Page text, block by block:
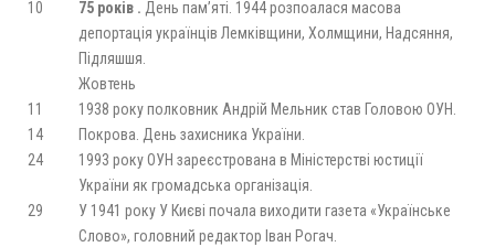
10
75 років . День пам’яті. 1944 розпоалася масова
депортація українців Лемківщини, Холмщини, Надсяння,
Підляшшя.
Жовтень
11
1938 року полковник Андрій Мельник став Головою ОУН.
14
Покрова. День захисника України.
24
1993 року ОУН зареєстрована в Міністерстві юстиції
України як громадська організація.
29
У 1941 року У Києві почала виходити газета «Українське
Слово», головний редактор Іван Рогач.